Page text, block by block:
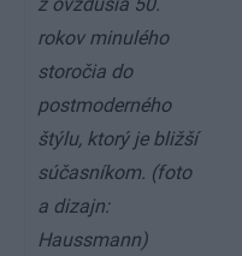
rokov minulého
storočia do
postmoderného
štýlu, ktorý je bližší
súčasníkom. (foto
a dizajn:
Haussmann)